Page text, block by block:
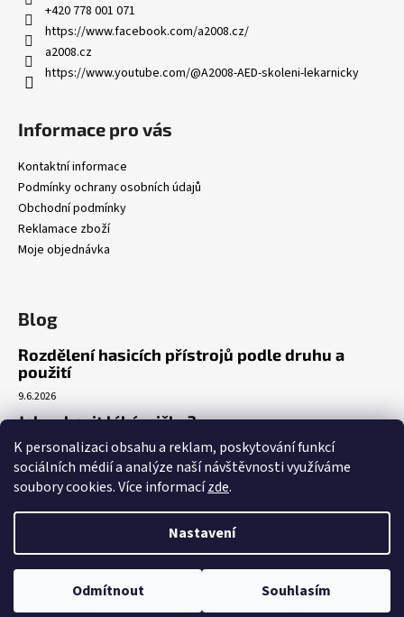
K personalizaci obsahu a reklam, poskytování funkcí
sociálních médií a analýze naší návštěvnosti využíváme
soubory cookies. Více informacízde.
Nastavení
Odmítnout Souhlasím
+420 778 001 071
https://www.facebook.com/a2008.cz/
a2008.cz
https://www.youtube.com/@A2008-AED-skoleni-lekarnicky
Informace pro vás
Kontaktní informace
Podmínky ochrany osobních údajů
Obchodní podmínky
Reklamace zboží
Moje objednávka
Blog
Rozdělení hasicích přístrojů podle druhu a
použití
9.6.2026
Jak vybavit lékárničku?
7.3.2026
Venkovní realizace umístění AED
5.3.2026
Copyright 2026A|2008. Všechna práva vyhrazena.Upravit nastavení